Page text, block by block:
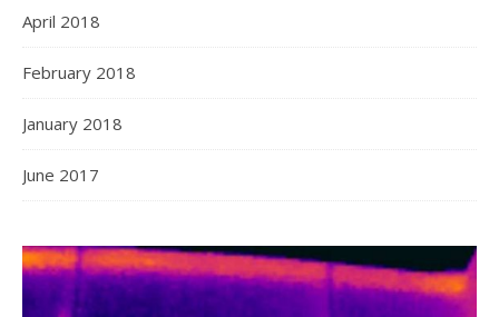
April 2018
February 2018
January 2018
June 2017